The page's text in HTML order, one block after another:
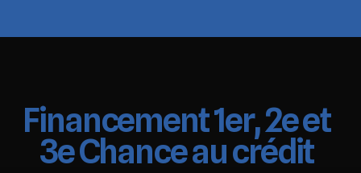
Financement 1er, 2e et
3e Chance au crédit